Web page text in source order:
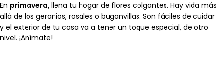
En primavera, llena tu hogar de flores colgantes. Hay vida más
allá de los geranios, rosales o buganvillas. Son fáciles de cuidar
y el exterior de tu casa va a tener un toque especial, de otro
nivel. ¡Anímate!